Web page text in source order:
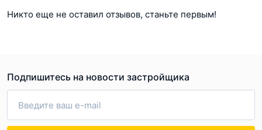
Никто еще не оставил отзывов, станьте первым!
Подпишитесь на новости застройщика